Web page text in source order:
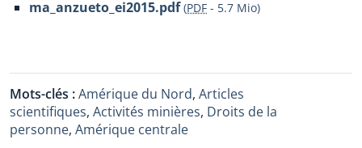
ma_anzueto_ei2015.pdf (PDF - 5.7 Mio)
Mots-clés :Amérique du Nord, Articles
scientifiques, Activités minières, Droits de la
personne, Amérique centrale